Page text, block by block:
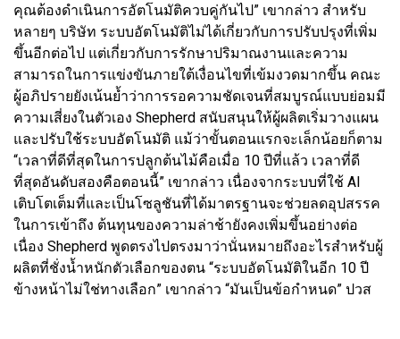
คุณต้องดำเนินการอัตโนมัติควบคู่กันไป” เขากล่าว สำหรับ
หลายๆ บริษัท ระบบอัตโนมัติไม่ได้เกี่ยวกับการปรับปรุงที่เพิ่ม
ขึ้นอีกต่อไป แต่เกี่ยวกับการรักษาปริมาณงานและความ
สามารถในการแข่งขันภายใต้เงื่อนไขที่เข้มงวดมากขึ้น คณะ
ผู้อภิปรายยังเน้นย้ำว่าการรอความชัดเจนที่สมบูรณ์แบบย่อมมี
ความเสี่ยงในตัวเอง Shepherd สนับสนุนให้ผู้ผลิตเริ่มวางแผน
และปรับใช้ระบบอัตโนมัติ แม้ว่าขั้นตอนแรกจะเล็กน้อยก็ตาม
“เวลาที่ดีที่สุดในการปลูกต้นไม้คือเมื่อ 10 ปีที่แล้ว เวลาที่ดี
ที่สุดอันดับสองคือตอนนี้” เขากล่าว เนื่องจากระบบที่ใช้ AI
เติบโตเต็มที่และเป็นโซลูชันที่ได้มาตรฐานจะช่วยลดอุปสรรค
ในการเข้าถึง ต้นทุนของความล่าช้ายังคงเพิ่มขึ้นอย่างต่อ
เนื่อง Shepherd พูดตรงไปตรงมาว่านั่นหมายถึงอะไรสำหรับผู้
ผลิตที่ชั่งน้ำหนักตัวเลือกของตน “ระบบอัตโนมัติในอีก 10 ปี
ข้างหน้าไม่ใช่ทางเลือก” เขากล่าว “มันเป็นข้อกำหนด” ปวส